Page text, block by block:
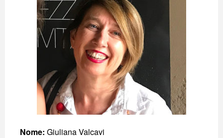
Nome: Giuliana Valcavi